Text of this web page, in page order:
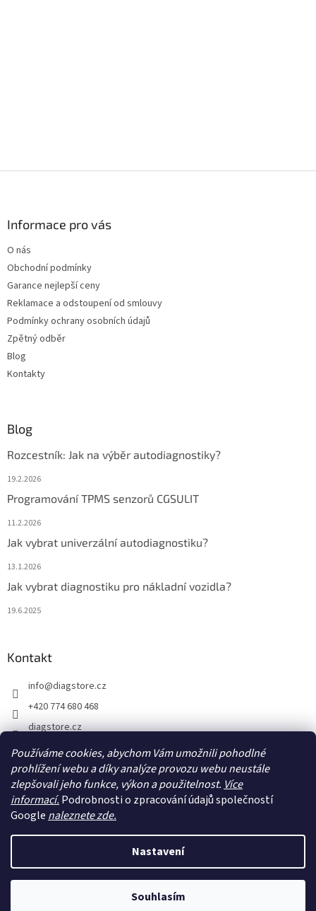
Používáme cookies, abychom Vám umožnili pohodlné
prohlížení webu a díky analýze provozu webu neustále
zlepšovali jeho funkce, výkon a použitelnost. Více
informací. Podrobnosti o zpracování údajů společností
Google naleznete zde.
Nastavení
Souhlasím
Informace pro vás
O nás
Obchodní podmínky
Garance nejlepší ceny
Reklamace a odstoupení od smlouvy
Podmínky ochrany osobních údajů
Zpětný odběr
Blog
Kontakty
Blog
Rozcestník: Jak na výběr autodiagnostiky?
19.2.2026
Programování TPMS senzorů CGSULIT
11.2.2026
Jak vybrat univerzální autodiagnostiku?
13.1.2026
Jak vybrat diagnostiku pro nákladní vozidla?
19.6.2025
Kontakt
info@diagstore.cz
+420 774 680 468
diagstore.cz
diagstorecz
diagstore
@diagstorecz
Copyright 2026diagstore.cz. Všechna práva vyhrazena.Upravit
nastavení cookies